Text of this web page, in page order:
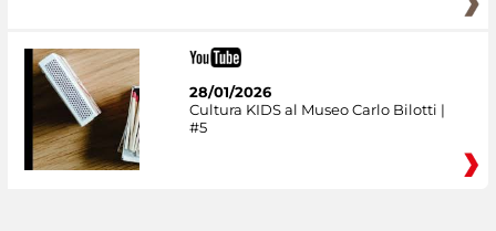
28/01/2026
Cultura KIDS al Museo Carlo Bilotti |
#5